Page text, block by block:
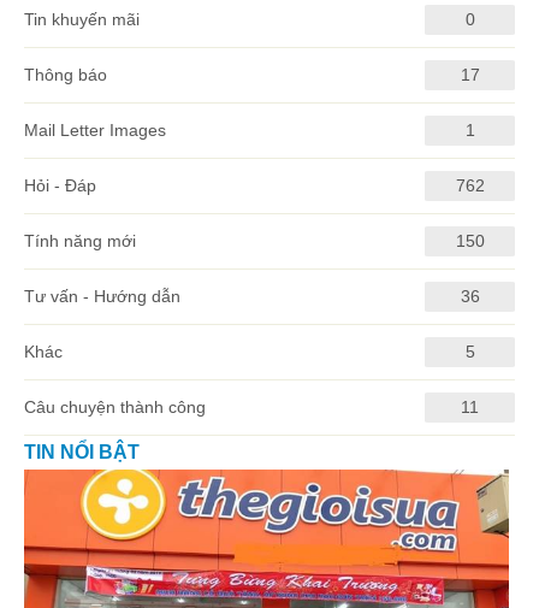
Tin khuyến mãi 0
Thông báo 17
Mail Letter Images 1
Hỏi - Đáp 762
Tính năng mới 150
Tư vấn - Hướng dẫn 36
Khác 5
Câu chuyện thành công 11
TIN NỔI BẬT